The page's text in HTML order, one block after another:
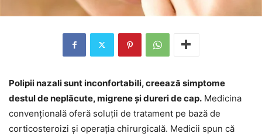
Polipii nazali sunt inconfortabili, creează simptome
destul de neplăcute, migrene și dureri de cap. Medicina
convențională oferă soluții de tratament pe bază de
corticosteroizi și operația chirurgicală. Medicii spun că